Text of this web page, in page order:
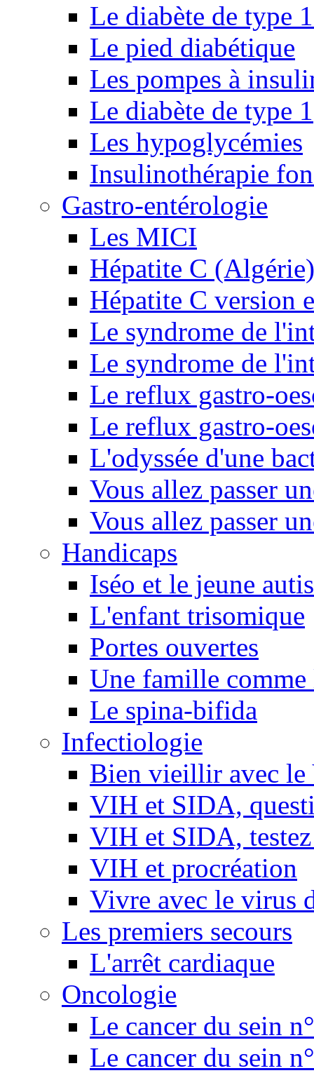
Le diabète de type
Le pied diabétique
Les pompes à
Le diabète de type 1
Les hypoglycémies
Insulinothérapie
Gastro-entérologie
Les MICI
Hépatite C (Algérie)
Hépatite C version
Le syndrome de
Le syndrome de
Le reflux gastro-
Le reflux gastro-
L'odyssée d'une
Vous allez passer
Vous allez passer
Handicaps
Iséo et le jeune
L'enfant trisomique
Portes ouvertes
Une famille comme
Le spina-bifida
Infectiologie
Bien vieillir avec
VIH et SIDA,
VIH et SIDA, testez
VIH et procréation
Vivre avec le virus
Les premiers secours
L'arrêt cardiaque
Oncologie
Le cancer du sein
Le cancer du sein